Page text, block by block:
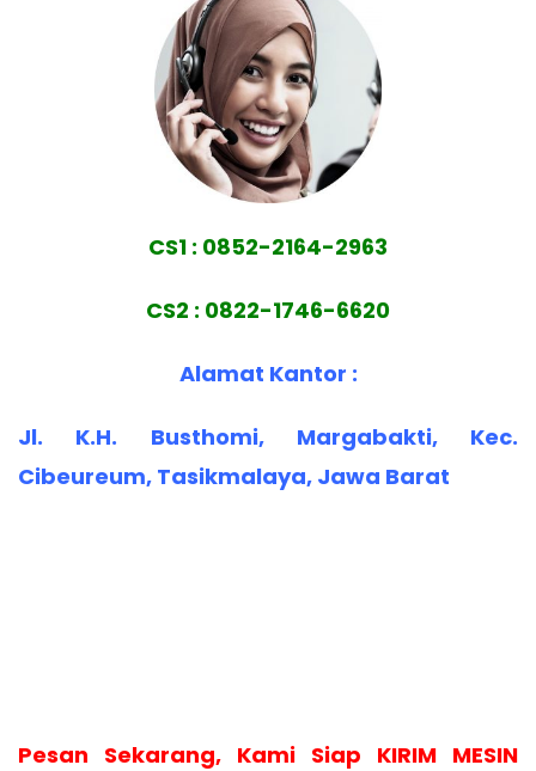
CS1 : 0852-2164-2963
CS2 : 0822-1746-6620
Alamat Kantor :
Jl. K.H. Busthomi, Margabakti, Kec.
Cibeureum, Tasikmalaya, Jawa Barat
Pesan Sekarang, Kami Siap KIRIM MESIN